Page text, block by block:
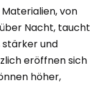
von
Nacht, taucht
stärker und
eröffnen sich
höher,